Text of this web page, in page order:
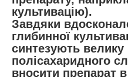
культивацію).
Завдяки
глибинної
синтезують велику
полісахаридного
вносити препарат